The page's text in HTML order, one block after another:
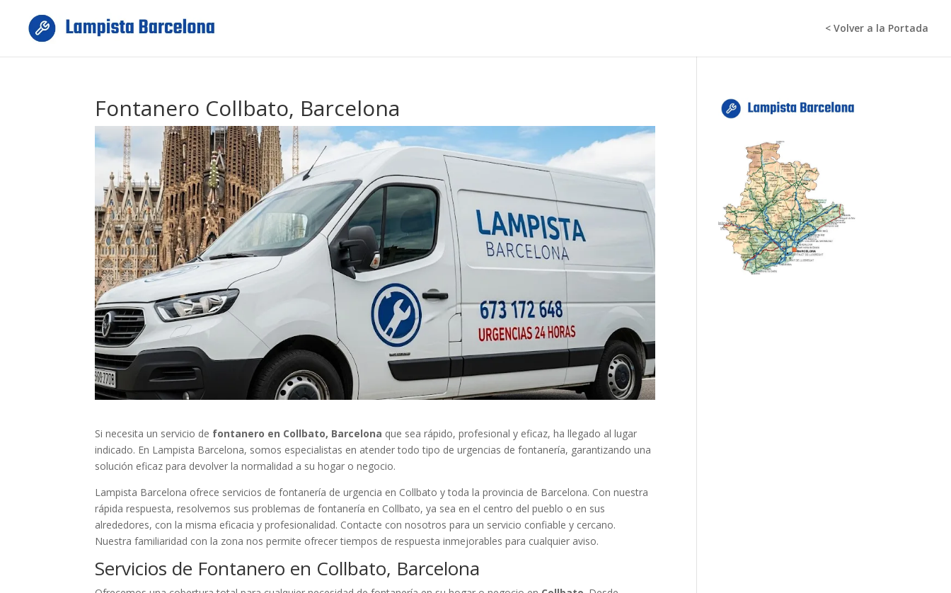
< Volver a la Portada
Fontanero Collbato, Barcelona
Si necesita un servicio de fontanero en Collbato, Barcelona que sea rápido, profesional y eficaz, ha llegado al lugar
indicado. En Lampista Barcelona, somos especialistas en atender todo tipo de urgencias de fontanería, garantizando una
solución eficaz para devolver la normalidad a su hogar o negocio.
Lampista Barcelona ofrece servicios de fontanería de urgencia en Collbato y toda la provincia de Barcelona. Con nuestra
rápida respuesta, resolvemos sus problemas de fontanería en Collbato, ya sea en el centro del pueblo o en sus
alrededores, con la misma eficacia y profesionalidad. Contacte con nosotros para un servicio confiable y cercano.
Nuestra familiaridad con la zona nos permite ofrecer tiempos de respuesta inmejorables para cualquier aviso.
Servicios de Fontanero en Collbato, Barcelona